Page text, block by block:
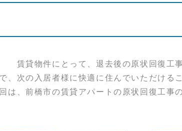
賃貸物件にとって、退去後の原状回復工
、次の入居者様に快適に住んでいただける
は、前橋市の賃貸アパートの原状回復工事